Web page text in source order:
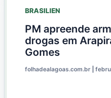
BRASILIEN
PM apreende
drogas em
Gomes
folhadealagoas.com.br